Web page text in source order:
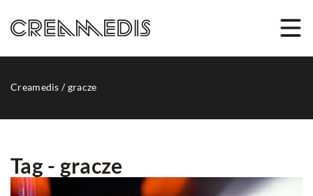
Creamedis /gracze
Tag - gracze